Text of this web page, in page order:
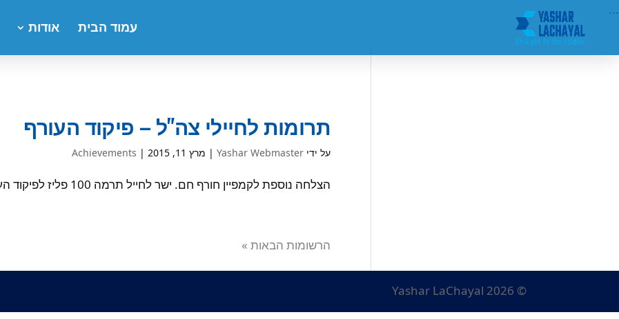
...
עמוד הבית אודות
תרומות לחיילי צה"ל – פיקוד העורף
על ידי Yashar Webmaster
| מרץ 11, 2015 |
Achievements
הצלחה נוספת לקמפיין חורף חם. ישר לחייל תרמה 100 פליז לפיקוד העורף
הרשומות הבאות »
© Yashar LaChayal 2026